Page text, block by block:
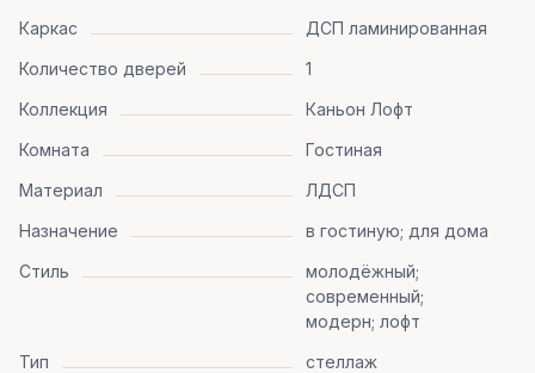
Каркас
ДСП ламинированная
Количество дверей
1
Коллекция
Каньон Лофт
Комната
Гостиная
Материал
ЛДСП
Назначение
в гостиную; для дома
Стиль
молодёжный;
современный;
модерн; лофт
Тип
стеллаж